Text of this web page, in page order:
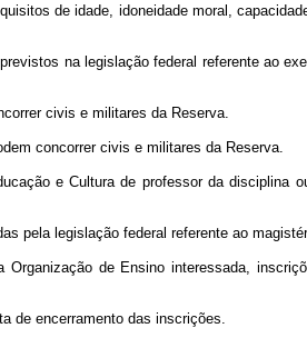
de idade, idoneidade moral,
na legislação federal referente ao
civis e militares da Reserva.
concorrer civis e militares da Reserva.
e Cultura de professor da disciplina
pela legislação federal referente ao
de Ensino interessada,
de encerramento das inscrições.